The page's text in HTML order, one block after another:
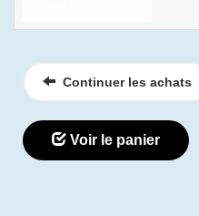
Continuer les achats
Voir le panier